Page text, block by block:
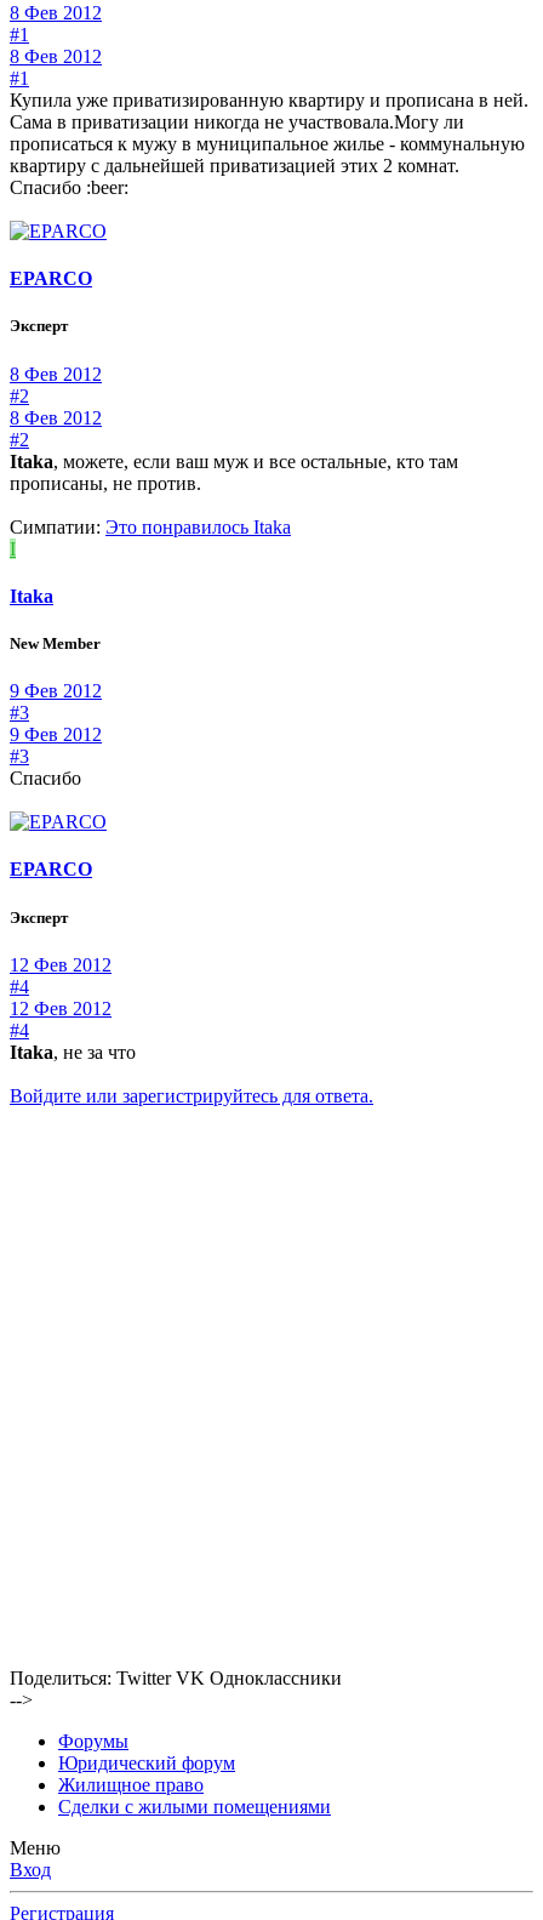
8 Фев 2012
#1
8 Фев 2012
#1
Купила уже приватизированную квартиру и прописана в ней.
Сама в приватизации никогда не участвовала.Могу ли
прописаться к мужу в муниципальное жилье - коммунальную
квартиру с дальнейшей приватизацией этих 2 комнат.
Спасибо :beer:
EPARCO
Эксперт
8 Фев 2012
#2
8 Фев 2012
#2
Itaka, можете, если ваш муж и все остальные, кто там
прописаны, не против.
Симпатии: Это понравилось Itaka
I
Itaka
New Member
9 Фев 2012
#3
9 Фев 2012
#3
Спасибо
EPARCO
Эксперт
12 Фев 2012
#4
12 Фев 2012
#4
Itaka, не за что
Войдите или зарегистрируйтесь для ответа.
Поделиться: Twitter VK Одноклассники
-->
Форумы
Юридический форум
Жилищное право
Сделки с жилыми помещениями
Меню
Вход
Регистрация